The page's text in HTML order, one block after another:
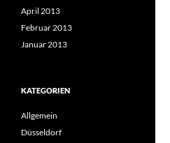
April 2013
Februar 2013
Januar 2013
KATEGORIEN
Allgemein
Düsseldorf